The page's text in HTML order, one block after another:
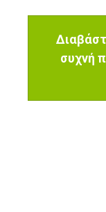
συχνή